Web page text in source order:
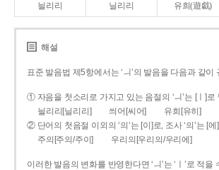
늴리리 닐리리 유희(遊戱)
해설
표준 발음법 제5항에서는 ‘ㅢ’의 발음을 다음과 같이
① 자음을 첫소리로 가지고 있는 음절의 ‘ㅢ’는 [ㅣ]로
늴리리[닐리리]
씌어[씨어]
유희[유히]
② 단어의 첫음절 이외의 ‘의’는 [이]로, 조사 ‘의’는 [
주의[주의/주이]
우리의[우리의/우리에]
이러한 발음의 변화를 반영한다면 ‘ㅢ’는 ‘ㅣ’로 적을